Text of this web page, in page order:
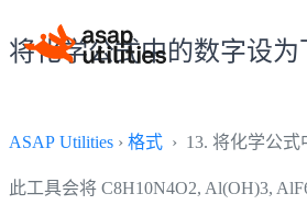
将化学公式中的数字设为
ASAP Utilities › 格式 › 13. 将化学公
此工具会将 C8H10N4O2, Al(OH)3,